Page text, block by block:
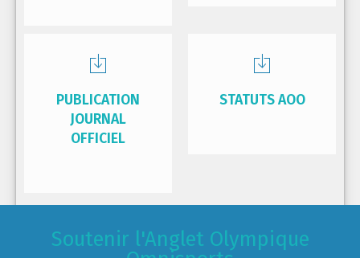
PUBLICATION
JOURNAL
OFFICIEL
STATUTS AOO
Soutenir l'Anglet Olympique